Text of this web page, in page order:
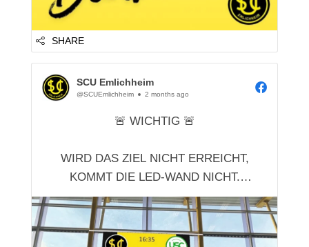
SHARE
SCU Emlichheim
@SCUEmlichheim 2 months ago
🚨 WICHTIG 🚨
WIRD DAS ZIEL NICHT ERREICHT,
KOMMT DIE LED-WAND NICHT.
DEINE SPENDE WIRD DANN
ZURÜCKGEZAHLT.